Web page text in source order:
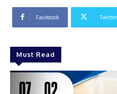
Facebook Twitter
Must Read